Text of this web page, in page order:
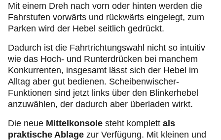
Mit einem Dreh nach vorn oder hinten werden die
Fahrstufen vorwärts und rückwärts eingelegt, zum
Parken wird der Hebel seitlich gedrückt.
Dadurch ist die Fahrtrichtungswahl nicht so intuitiv
wie das Hoch- und Runterdrücken bei manchem
Konkurrenten, insgesamt lässt sich der Hebel im
Alltag aber gut bedienen. Scheibenwischer-
Funktionen sind jetzt links über den Blinkerhebel
anzuwählen, der dadurch aber überladen wirkt.
Die neue Mittelkonsole steht komplett als
praktische Ablage zur Verfügung. Mit kleinen und